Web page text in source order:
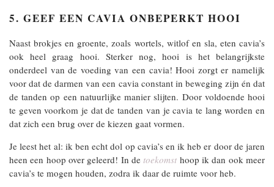
5. GEEF EEN CAVIA ONBEPERKT HOOI
Naast brokjes en groente, zoals wortels, witlof en sla, eten cavia’s
ook heel graag hooi. Sterker nog, hooi is het belangrijkste
onderdeel van de voeding van een cavia! Hooi zorgt er namelijk
voor dat de darmen van een cavia constant in beweging zijn én dat
de tanden op een natuurlijke manier slijten. Door voldoende hooi
te geven voorkom je dat de tanden van je cavia te lang worden en
dat zich een brug over de kiezen gaat vormen.
Je leest het al: ik ben echt dol op cavia’s en ik heb er door de jaren
heen een hoop over geleerd! In de toekomst hoop ik dan ook meer
cavia’s te mogen houden, zodra ik daar de ruimte voor heb.